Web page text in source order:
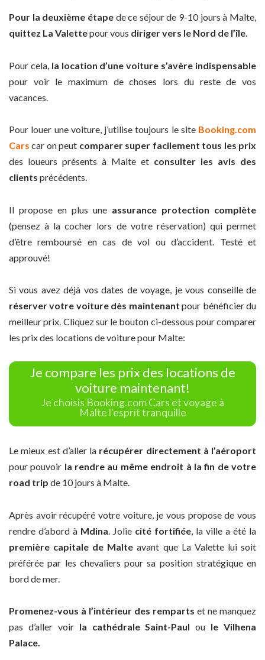
Pour la deuxième étapede ce séjour de 9-10 jours à Malte,
quittez La Valettepour vous diriger vers le Nord de l’île.
Pour cela, la location d’une voiture s’avère indispensable
pour voir le maximum de choses lors du reste de vos
vacances.
Pour louer une voiture, j’utilise toujours le site Booking.com
Cars car on peut comparer super facilement tous les prix
des loueurs présents à Malte et consulter les avis des
clients précédents.
Il propose en plus une assurance protection complète
(pensez à la cocher lors de votre réservation) qui permet
d’être remboursé en cas de vol ou d’accident. Testé et
approuvé!
Si vous avez déjà vos dates de voyage, je vous conseille de
réserver votre voiture dès maintenant pour bénéficier du
meilleur prix. Cliquez sur le bouton ci-dessous pour comparer
les prix des locations de voiture pour Malte:
Je compare les prix des locations de
voiture maintenant!
Je choisis Booking.com Cars et voyage à
Malte l'esprit tranquille
Le mieux est d’aller la récupérer directement à l’aéroport
pour pouvoir la rendre au même endroit à la fin de votre
road trip de 10 jours à Malte.
Après avoir récupéré votre voiture, je vous propose de vous
rendre d’abord à Mdina. Jolie cité fortifiée, la ville a été la
première capitale de Malte avant que La Valette lui soit
préférée par les chevaliers pour sa position stratégique en
bord de mer.
Promenez-vous à l’intérieur des remparts et ne manquez
pas d’aller voir la cathédrale Saint-Paul ou le Vilhena
Palace.